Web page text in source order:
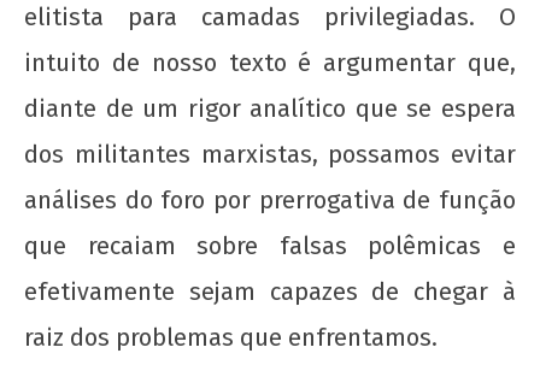
Organizar a juventude trabalhadora nos seus
locais de moradia!
9 de
fevereiro
de 2019
admin
elitista para camadas privilegiadas. O
intuito de nosso texto é argumentar que,
diante de um rigor analítico que se espera
dos militantes marxistas, possamos evitar
análises do foro por prerrogativa de função
que recaiam sobre falsas polêmicas e
efetivamente sejam capazes de chegar à
raiz dos problemas que enfrentamos.